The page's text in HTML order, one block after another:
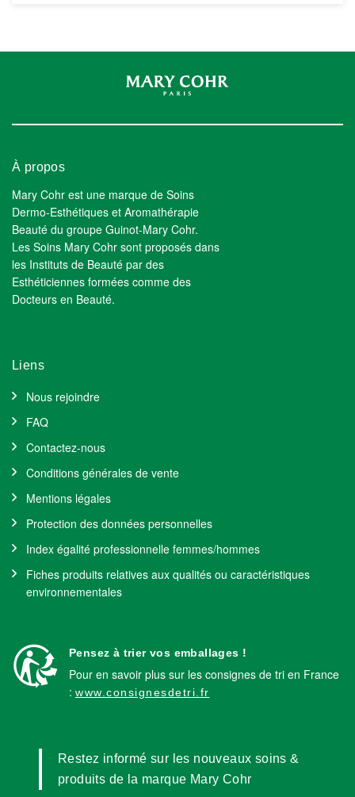
À propos
Mary Cohr est une marque de Soins
Dermo-Esthétiques et Aromathérapie
Beauté du groupe Guinot-Mary Cohr.
Les Soins Mary Cohr sont proposés dans
les Instituts de Beauté par des
Esthéticiennes formées comme des
Docteurs en Beauté.
Liens
Nous rejoindre
FAQ
Contactez-nous
Conditions générales de vente
Mentions légales
Protection des données personnelles
Index égalité professionnelle femmes/hommes
Fiches produits relatives aux qualités ou caractéristiques
environnementales
Pensez à trier vos emballages !
Pour en savoir plus sur les consignes de tri en France
: www.consignesdetri.fr
Restez informé sur les nouveaux soins &
produits de la marque Mary Cohr